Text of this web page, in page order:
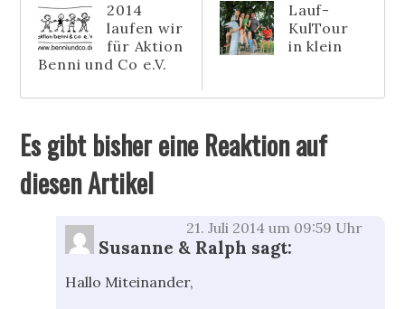
2014
laufen wir
für Aktion
Benni und Co e.V.
Lauf-
KulTour
in klein
Es gibt bisher eine Reaktion auf
diesen Artikel
Susanne & Ralph sagt:
21. Juli 2014 um 09:59 Uhr
Hallo Miteinander,